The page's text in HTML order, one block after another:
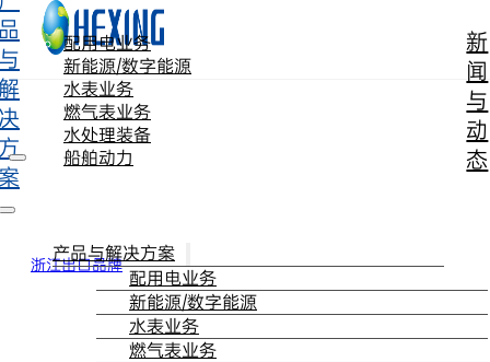
跳转到主要内容 跳转到页脚
配用电业务
新能源/数字能源
水表业务
燃气表业务
水处理装备
船舶动力
新
闻
与
动
态
产品与解决方案
配用电业务
新能源/数字能源
水表业务
燃气表业务
浙江出口品牌